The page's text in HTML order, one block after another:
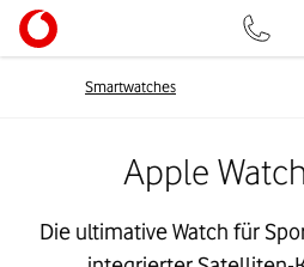
Smartwatches
Apple
Die ultimative Watch für